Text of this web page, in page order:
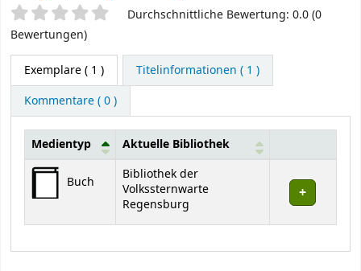
SternchenbewertungDurchschnittliche Bewertung: 0.0 (0
Bewertungen)
Exemplare( 1 )
Titelinformationen ( 1 )
Kommentare ( 0 )
Exemplare
Medientyp Aktuelle Bibliothek
Buch
Bibliothek der
Volkssternwarte
Regensburg